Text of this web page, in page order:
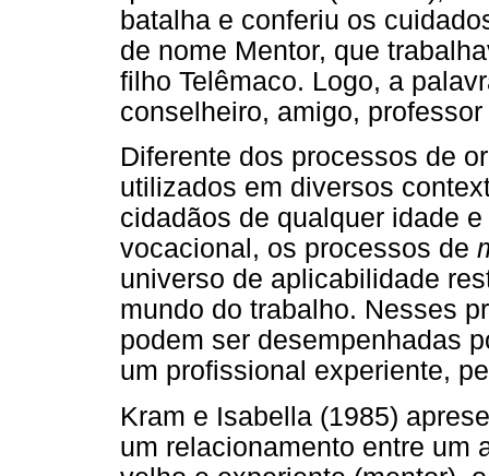
batalha e conferiu os
de nome Mentor, que
filho Telêmaco. Logo, a
conselheiro, amigo,
Diferente dos processos de
utilizados em diversos
cidadãos de qualquer idade
vocacional, os processos de
universo de aplicabilidade
mundo do trabalho. Nesses
podem ser desempenhadas
um profissional experiente,
Kram e Isabella (1985)
um relacionamento entre um